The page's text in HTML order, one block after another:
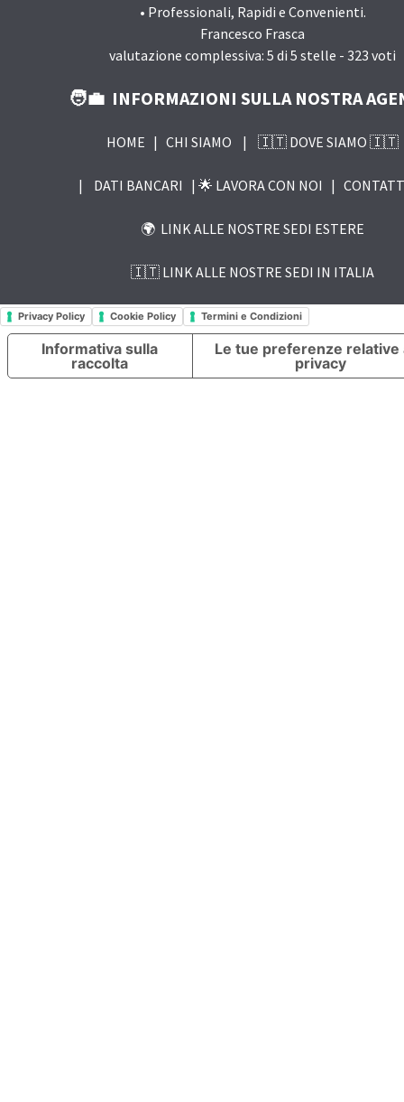
• Professionali, Rapidi e Convenienti.
Francesco Frasca
valutazione complessiva: 5 di 5 stelle - 323 voti
🧑‍💼 INFORMAZIONI SULLA NOSTRA
HOME | CHI SIAMO | 🇮🇹 DOVE SIAMO 🇮🇹
| DATI BANCARI | 🌟 LAVORA CON NOI |
🌍 LINK ALLE NOSTRE SEDI ESTERE
🇮🇹 LINK ALLE NOSTRE SEDI IN ITALIA
Privacy Policy Cookie Policy Termini e Condizioni
Informativa sulla
raccolta
Le tue preferenze relative
privacy